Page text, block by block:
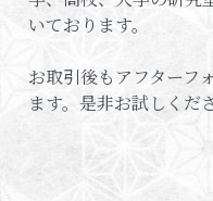
いております。
お取引後もアフターフ
ます。是非お試しくだ